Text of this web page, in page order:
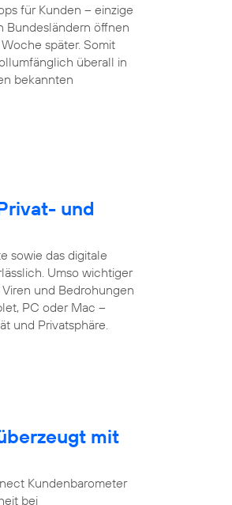
für Kunden – einzige
Bundesländern öffnen
später. Somit
überall in
bekannten
und
sowie das digitale
Umso wichtiger
und Bedrohungen
PC oder Mac –
und Privatsphäre.
mit
Kundenbarometer
bei